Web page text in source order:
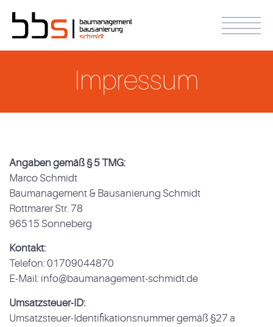
Impressum
Angaben gemäß § 5 TMG:
Marco Schmidt
Baumanagement & Bausanierung Schmidt
Rottmarer Str. 78
96515 Sonneberg
Kontakt:
Telefon: 01709044870
E-Mail: info@baumanagement-schmidt.de
Umsatzsteuer-ID:
Umsatzsteuer-Identifikationsnummer gemäß §27 a